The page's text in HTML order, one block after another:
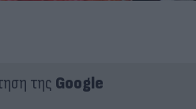
της Google